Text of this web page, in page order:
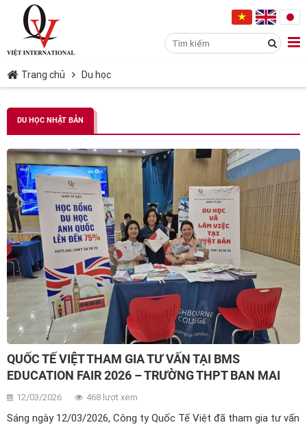
Trang chủ Du học
DU HỌC NHẬT BẢN
QUỐC TẾ VIỆT THAM GIA TƯ VẤN TẠI BMS
EDUCATION FAIR 2026 – TRƯỜNG THPT BAN MAI
12/03/2026 468 lượt xem
Sáng ngày 12/03/2026, Công ty Quốc Tế Việt đã tham gia tư vấn